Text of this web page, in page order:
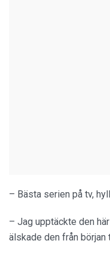
– Bästa serien på tv,
– Jag upptäckte den
älskade den från